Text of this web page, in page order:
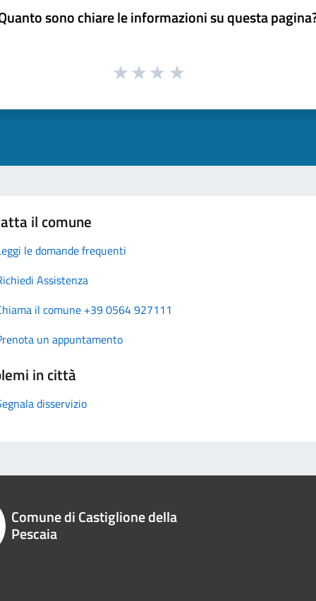
sono chiare le informazioni su questa
il comune
le domande frequenti
Assistenza
il comune +39 0564 927111
un appuntamento
in città
disservizio
Comune di Castiglione della
Pescaia